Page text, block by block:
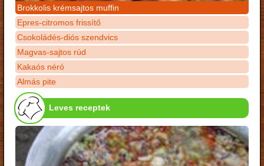
Brokkolis krémsajtos muffin
Epres-citromos frissítő
Csokoládés-diós szendvics
Magvas-sajtos rúd
Kakaós néró
Almás pite
Leves receptek